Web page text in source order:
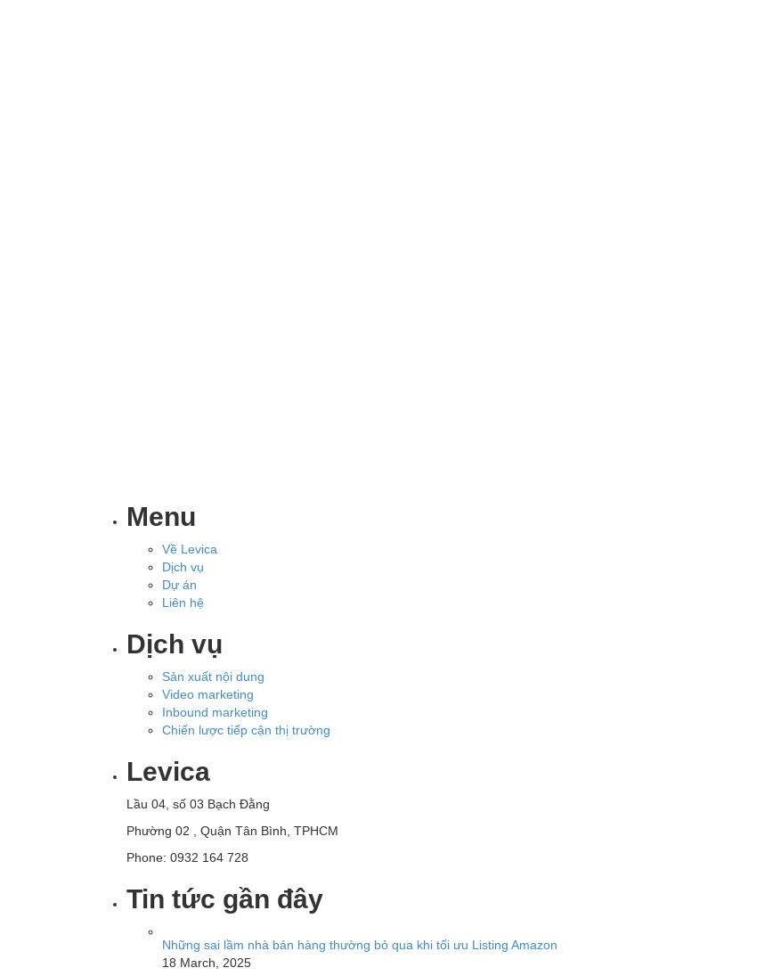
Menu
Về Levica
Dịch vụ
Dự án
Liên hệ
Dịch vụ
Sản xuất nội dung
Video marketing
Inbound marketing
Chiến lược tiếp cận thị trường
Levica
Lầu 04, số 03 Bạch Đằng
Phường 02 , Quận Tân Bình, TPHCM
Phone: 0932 164 728
Tin tức gần đây
Những sai lầm nhà bán hàng thường bỏ qua khi tối ưu Listing Amazon
18 March, 2025